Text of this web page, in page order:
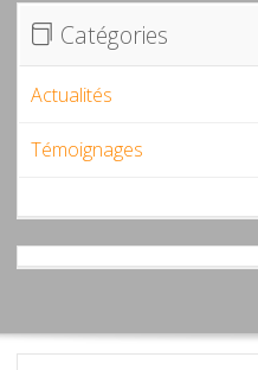
Catégories
Actualités
Témoignages